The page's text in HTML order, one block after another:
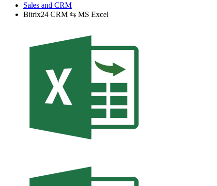
Sales and CRM
Bitrix24 CRM ⇆ MS Excel